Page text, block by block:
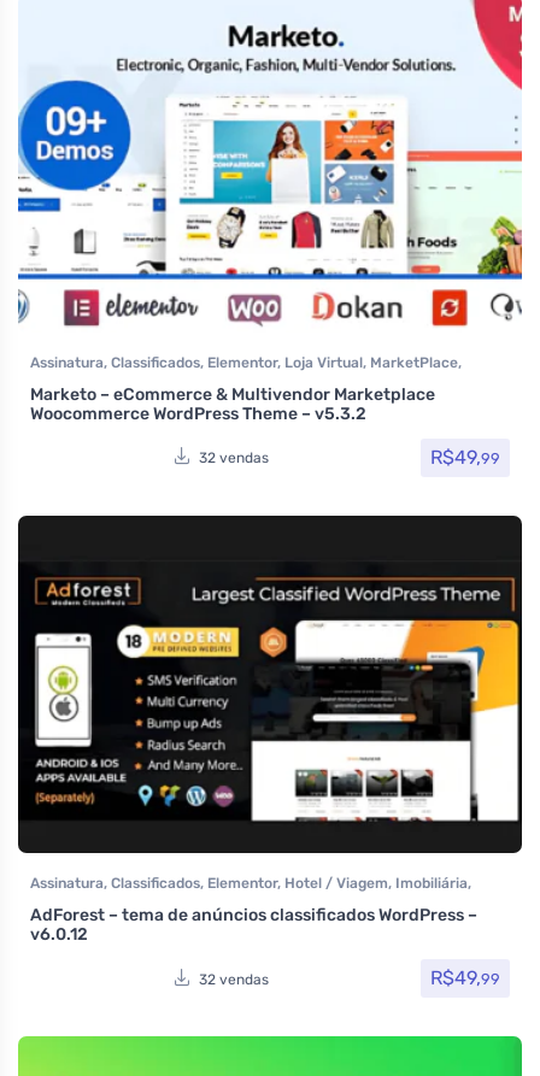
Assinatura, Classificados, Elementor, Loja Virtual, MarketPlace,
Todos os itens
Marketo – eCommerce & Multivendor Marketplace
Woocommerce WordPress Theme – v5.3.2
32 vendas R$49,99
Assinatura, Classificados, Elementor, Hotel / Viagem, Imobiliária,
Listagens e diretórios
Loja Virtual MarketPlace Multiuso,
e Aluguel
AdForest – tema de anúncios classificados WordPress –
v6.0.12
32 vendas R$49,99